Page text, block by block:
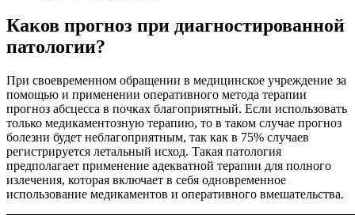
Каков прогноз при диагностированной
патологии?
При своевременном обращении в медицинское учреждение за
помощью и применении оперативного метода терапии
прогноз абсцесса в почках благоприятный. Если использовать
только медикаментозную терапию, то в таком случае прогноз
болезни будет неблагоприятным, так как в 75% случаев
регистрируется летальный исход. Такая патология
предполагает применение адекватной терапии для полного
излечения, которая включает в себя одновременное
использование медикаментов и оперативного вмешательства.